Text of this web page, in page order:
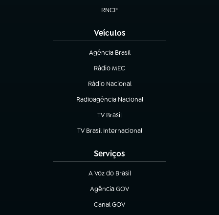
RNCP
(abre em nova aba)
Veículos
Agência Brasil
(abre em nova aba)
Rádio MEC
(abre em nova aba)
Rádio Nacional
Radioagência Nacional
(abre em nova aba)
TV Brasil
(abre em nova aba)
TV Brasil Internacional
(abre em nova aba)
Serviços
A Voz do Brasil
(abre em nova aba)
Agência GOV
(abre em nova aba)
Canal GOV
(abre em nova aba)